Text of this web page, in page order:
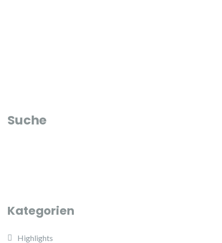
Suche
Kategorien
Highlights